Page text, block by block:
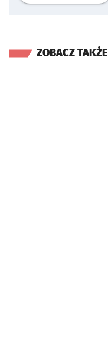
ZOBACZ TAKŻE